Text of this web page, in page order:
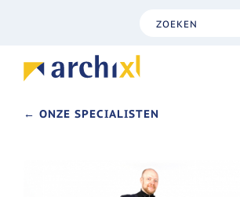
← ONZE SPECIALISTEN